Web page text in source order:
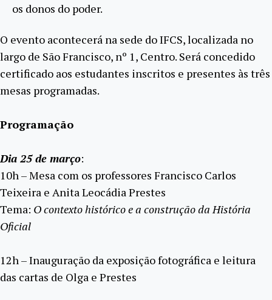
os donos do poder.
O evento acontecerá na sede do IFCS, localizada no
largo de São Francisco, nº 1, Centro. Será concedido
certificado aos estudantes inscritos e presentes às três
mesas programadas.
Programação
Dia 25 de março:
10h – Mesa com os professores Francisco Carlos
Teixeira e Anita Leocádia Prestes
Tema: O contexto histórico e a construção da História
Oficial
12h – Inauguração da exposição fotográfica e leitura
das cartas de Olga e Prestes